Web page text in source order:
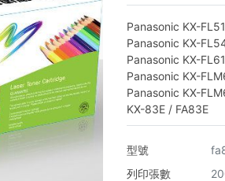
Panasonic KX-
Panasonic KX-
Panasonic KX-
Panasonic KX-
Panasonic KX-
KX-83E / FA83E
型號
列印張數